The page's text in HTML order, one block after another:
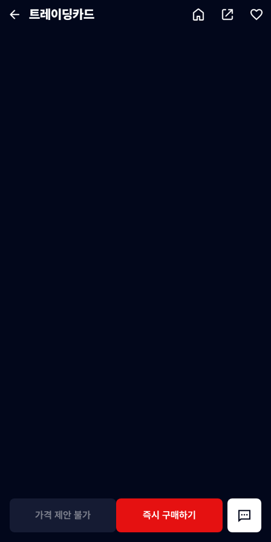
트레이딩카드
가격 제안 불가 즉시 구매하기